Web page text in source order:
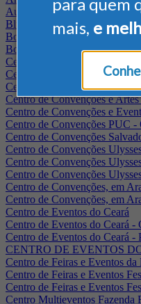
mais, e
Auditório Albano Franco -
Blumenau - SC
BolognaFiere
Boulevard Olimpico - RJ
Centro Internacional de
Centro de Convenções - SE
Centro de Convenções de
Centro de Convenções e
Centro de Convenções e
Centro de Convenções PUC -
Centro de Convenções
Centro de Convenções
Centro de Convenções
Centro de Convenções
Centro de Convenções, em
Centro de Convenções, em
Centro de Eventos do Ceará
Centro de Eventos do Ceará -
Centro de Eventos do Ceará -
CENTRO DE EVENTOS
Centro de Feiras e Eventos da
Centro de Feiras e Eventos
Centro de Feiras e Eventos
Centro Multieventos Fazenda